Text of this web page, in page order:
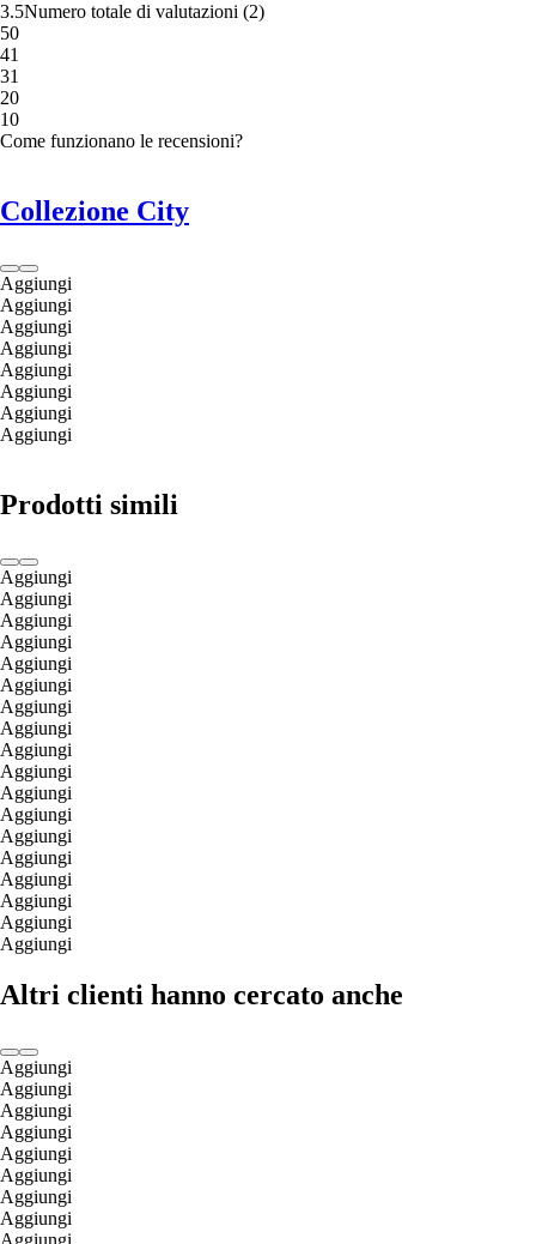
3.5Numero totale di valutazioni (2)
50
41
31
20
10
Come funzionano le recensioni?
Collezione City
Aggiungi
Aggiungi
Aggiungi
Aggiungi
Aggiungi
Aggiungi
Aggiungi
Aggiungi
Prodotti simili
Aggiungi
Aggiungi
Aggiungi
Aggiungi
Aggiungi
Aggiungi
Aggiungi
Aggiungi
Aggiungi
Aggiungi
Aggiungi
Aggiungi
Aggiungi
Aggiungi
Aggiungi
Aggiungi
Aggiungi
Aggiungi
Altri clienti hanno cercato anche
Aggiungi
Aggiungi
Aggiungi
Aggiungi
Aggiungi
Aggiungi
Aggiungi
Aggiungi
Aggiungi